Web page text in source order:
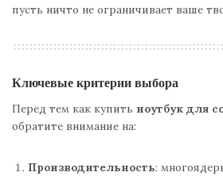
пусть ничто не ограничивает ваше
Ключевые критерии выбора
Перед тем как купить ноутбук для
обратите внимание на:
Производительность: